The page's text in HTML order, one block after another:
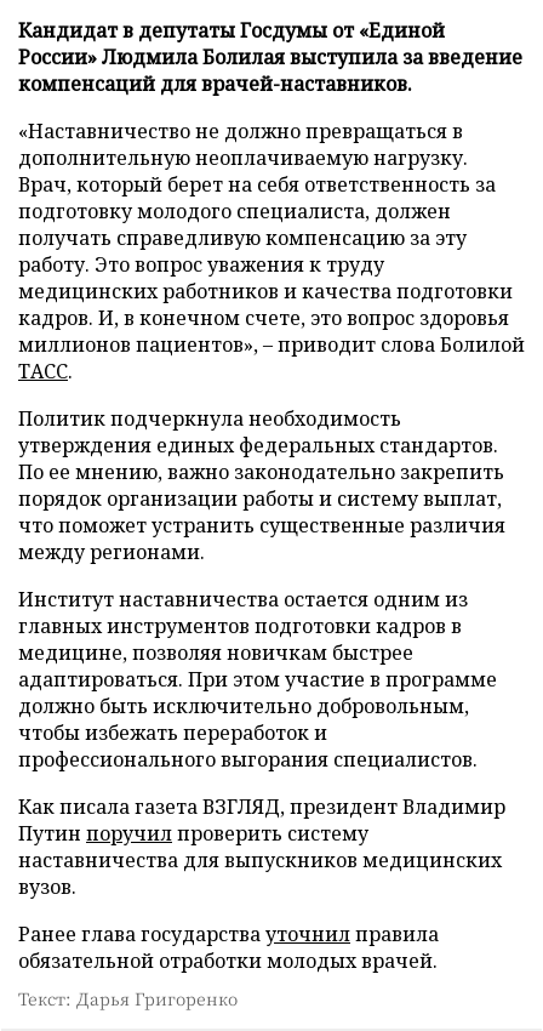
Кандидат в депутаты Госдумы от «Единой
России» Людмила Болилая выступила за введение
компенсаций для врачей-наставников.
«Наставничество не должно превращаться в
дополнительную неоплачиваемую нагрузку.
Врач, который берет на себя ответственность за
подготовку молодого специалиста, должен
получать справедливую компенсацию за эту
работу. Это вопрос уважения к труду
медицинских работников и качества подготовки
кадров. И, в конечном счете, это вопрос здоровья
миллионов пациентов», – приводит слова Болилой
ТАСС.
Политик подчеркнула необходимость
утверждения единых федеральных стандартов.
По ее мнению, важно законодательно закрепить
порядок организации работы и систему выплат,
что поможет устранить существенные различия
между регионами.
Институт наставничества остается одним из
главных инструментов подготовки кадров в
медицине, позволяя новичкам быстрее
адаптироваться. При этом участие в программе
должно быть исключительно добровольным,
чтобы избежать переработок и
профессионального выгорания специалистов.
Как писала газета ВЗГЛЯД, президент Владимир
Путин поручилпроверить систему
наставничества для выпускников медицинских
вузов.
Ранее глава государствауточнилправила
обязательной отработки молодых врачей.
Текст: Дарья Григоренко